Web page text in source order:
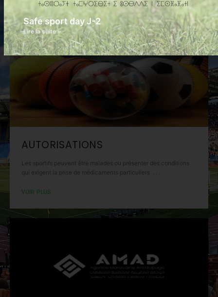
VOIR PLUS
AUTORISATIONS
Les sportifs peuvent être malades ou présenter des conditions
qui exigent la prise de médicaments particuliers . . .
VOIR PLUS
Safe sport day J-2
Lire la suite »